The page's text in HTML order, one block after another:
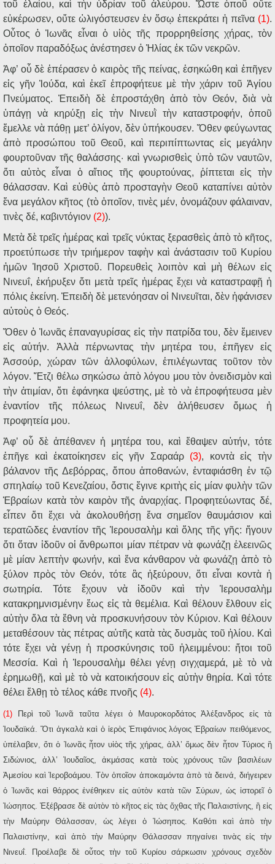
τοῦ ἐλαίου, καὶ τὴν ὑδρίαν τοῦ ἀλεύρου. Ὥστε ὁποῦ οὔτε
εὐκέρωσεν, οὔτε ὠλιγόστευσεν ἐν ὅσῳ ἐπεκράτει ἡ πεῖνα (1).
Οὗτος ὁ Ἰωνᾶς εἶναι ὁ υἱὸς τῆς προρρηθείσης χήρας, τὸν
ὁποῖον παραδόξως ἀνέστησεν ὁ Ἠλίας ἐκ τῶν νεκρῶν.
Ἀφ’ οὗ δὲ ἐπέρασεν ὁ καιρὸς τῆς πείνας, ἐσηκώθη καὶ ἐπῆγεν
εἰς γῆν Ἰούδα, καὶ ἐκεῖ ἐπροφήτευε μὲ τὴν χάριν τοῦ Ἁγίου
Πνεύματος. Ἐπειδὴ δὲ ἐπροστάχθη ἀπὸ τὸν Θεόν, διὰ νὰ
ὑπάγῃ νὰ κηρύξῃ εἰς τὴν Νινευῒ τὴν καταστροφήν, ὁποῦ
ἔμελλε νὰ πάθῃ μετ’ ὀλίγον, δὲν ὑπήκουσεν. Ὅθεν φεύγωντας
ἀπὸ προσώπου τοῦ Θεοῦ, καὶ περιπίπτωντας εἰς μεγάλην
φουρτοῦναν τῆς θαλάσσης· καὶ γνωρισθεὶς ὑπὸ τῶν ναυτῶν,
ὅτι αὐτὸς εἶναι ὁ αἴτιος τῆς φουρτούνας, ῥίπτεται εἰς τὴν
θάλασσαν. Καὶ εὐθὺς ἀπὸ προσταγὴν Θεοῦ καταπίνει αὐτὸν
ἕνα μεγάλον κῆτος (τὸ ὁποῖον, τινὲς μέν, ὀνομάζουν φάλαιναν,
τινὲς δέ, καβιντόγιον (2)).
Μετὰ δὲ τρεῖς ἡμέρας καὶ τρεῖς νύκτας ξερασθεὶς ἀπὸ τὸ κῆτος,
προετύπωσε τὴν τριήμερον ταφὴν καὶ ἀνάστασιν τοῦ Κυρίου
ἡμῶν Ἰησοῦ Χριστοῦ. Πορευθεὶς λοιπὸν καὶ μὴ θέλων εἰς
Νινευΐ, ἐκήρυξεν ὅτι μετὰ τρεῖς ἡμέρας ἔχει νὰ καταστραφῇ ἡ
πόλις ἐκείνη. Ἐπειδὴ δὲ μετενόησαν οἱ Νινευῖται, δὲν ἠφάνισεν
αὐτοὺς ὁ Θεός.
Ὅθεν ὁ Ἰωνᾶς ἐπαναγυρίσας εἰς τὴν πατρίδα του, δὲν ἔμεινεν
εἰς αὐτήν. Ἀλλὰ πέρνωντας τὴν μητέρα του, ἐπῆγεν εἰς
Ἀσσούρ, χώραν τῶν ἀλλοφύλων, ἐπιλέγωντας τοῦτον τὸν
λόγον. Ἔτζι θέλω σηκώσω ἀπὸ λόγου μου τὸν ὀνειδισμὸν καὶ
τὴν ἀτιμίαν, ὅτι ἐφάνηκα ψεύστης, μὲ τὸ νὰ ἐπροφήτευσα μὲν
ἐναντίον τῆς πόλεως Νινευΐ, δὲν ἀλήθευσεν ὅμως ἡ
προφητεία μου.
Ἀφ’ οὗ δὲ ἀπέθανεν ἡ μητέρα του, καὶ ἔθαψεν αὐτήν, τότε
ἐπῆγε καὶ ἐκατοίκησεν εἰς γῆν Σαραάρ (3), κοντὰ εἰς τὴν
βάλανον τῆς Δεβόρρας, ὅπου ἀποθανών, ἐνταφιάσθη ἐν τῷ
σπηλαίῳ τοῦ Κενεζαίου, ὅστις ἔγινε κριτὴς εἰς μίαν φυλὴν τῶν
Ἑβραίων κατὰ τὸν καιρὸν τῆς ἀναρχίας. Προφητεύωντας δέ,
εἶπεν ὅτι ἔχει νὰ ἀκολουθήσῃ ἕνα σημεῖον θαυμάσιον καὶ
τερατῶδες ἐναντίον τῆς Ἱερουσαλὴμ καὶ ὅλης τῆς γῆς: ἤγουν
ὅτι ὅταν ἰδοῦν οἱ ἄνθρωποι μίαν πέτραν νὰ φωνάζῃ ἐλεεινῶς
μὲ μίαν λεπτὴν φωνήν, καὶ ἕνα κάνθαρον νὰ φωνάζῃ ἀπὸ τὸ
ξύλον πρὸς τὸν Θεόν, τότε ἂς ἠξεύρουν, ὅτι εἶναι κοντὰ ἡ
σωτηρία. Τότε ἔχουν νὰ ἰδοῦν καὶ τὴν Ἱερουσαλὴμ
κατακρημνισμένην ἕως εἰς τὰ θεμέλια. Καὶ θέλουν ἔλθουν εἰς
αὐτὴν ὅλα τὰ ἔθνη νὰ προσκυνήσουν τὸν Κύριον. Καὶ θέλουν
μεταθέσουν τὰς πέτρας αὐτῆς κατὰ τὰς δυσμὰς τοῦ ἡλίου. Καὶ
τότε ἔχει νὰ γένῃ ἡ προσκύνησις τοῦ ἠλειμμένου: ἤτοι τοῦ
Μεσσία. Καὶ ἡ Ἱερουσαλὴμ θέλει γένῃ σιγχαμερά, μὲ τὸ νὰ
ἐρημωθῇ, καὶ μὲ τὸ νὰ κατοικήσουν εἰς αὐτὴν θηρία. Καὶ τότε
θέλει ἔλθῃ τὸ τέλος κάθε πνοῆς (4).
(1) Περὶ τοῦ Ἰωνᾶ ταῦτα λέγει ὁ Μαυροκορδάτος Ἀλέξανδρος εἰς τὰ
Ἰουδαϊκά. Ὅτι ἀγκαλὰ καὶ ὁ ἱερὸς Ἐπιφάνιος λόγοις Ἑβραίων πειθόμενος,
ὑπέλαβεν, ὅτι ὁ Ἰωνᾶς ἦτον υἱὸς τῆς χήρας, ἀλλ’ ὅμως δὲν ἦτον Τύριος ἢ
Σιδώνιος, ἀλλ’ Ἰουδαῖος, ἀκμάσας κατὰ τοὺς χρόνους τῶν βασιλέων
Ἀμεσίου καὶ Ἱεροβοάμου. Τὸν ὁποῖον ἀποκαμόντα ἀπὸ τὰ δεινά, διήγειρεν
ὁ Ἰωνᾶς καὶ θάρρος ἐνέθηκεν εἰς αὐτὸν κατὰ τῶν Σύρων, ὡς ἱστορεῖ ὁ
Ἰώσηπος. Ἐξέβρασε δὲ αὐτὸν τὸ κῆτος εἰς τὰς ὄχθας τῆς Παλαιστίνης, ἢ εἰς
τὴν Μαύρην Θάλασσαν, ὡς λέγει ὁ Ἰώσηπος. Καθότι καὶ ἀπὸ τὴν
Παλαιστίνην, καὶ ἀπὸ τὴν Μαύρην Θάλασσαν πηγαίνει τινὰς εἰς τὴν
Νινευΐ. Προέλαβε δὲ οὗτος τὴν τοῦ Κυρίου σάρκωσιν χρόνους σχεδὸν